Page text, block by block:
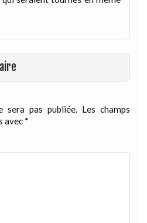
sera pas publiée. Les champs
avec *